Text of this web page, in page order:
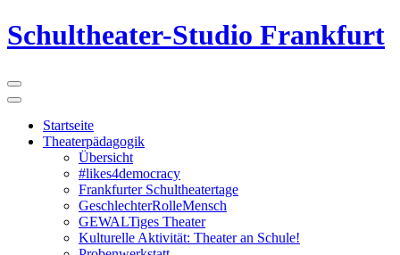
Schultheater-Studio Frankfurt
Startseite
Theaterpädagogik
Übersicht
#likes4democracy
Frankfurter Schultheatertage
GeschlechterRolleMensch
GEWALTiges Theater
Kulturelle Aktivität: Theater an Schule!